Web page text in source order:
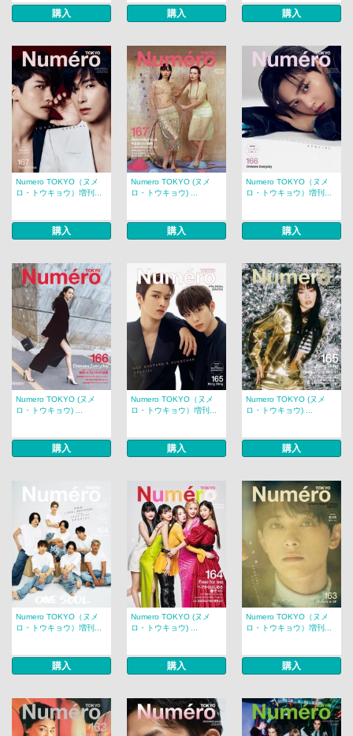
購入 購入 購入
Numero TOKYO（ヌメ
ロ・トウキョウ）増刊...
購入
Numero TOKYO (ヌメ
ロ・トウキョウ) ...
購入
Numero TOKYO（ヌメ
ロ・トウキョウ）増刊...
購入
Numero TOKYO (ヌメ
ロ・トウキョウ) ...
購入
Numero TOKYO（ヌメ
ロ・トウキョウ）増刊...
購入
Numero TOKYO (ヌメ
ロ・トウキョウ) ...
購入
Numero TOKYO（ヌメ
ロ・トウキョウ）増刊...
購入
Numero TOKYO (ヌメ
ロ・トウキョウ) ...
購入
Numero TOKYO（ヌメ
ロ・トウキョウ）増刊...
購入